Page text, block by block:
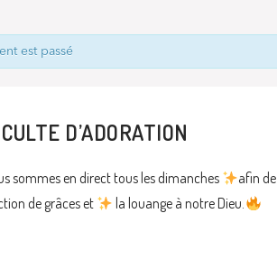
est passé
D’ADORATION
sommes en direct tous les dimanches
afin
de grâces et
la louange à notre Dieu.